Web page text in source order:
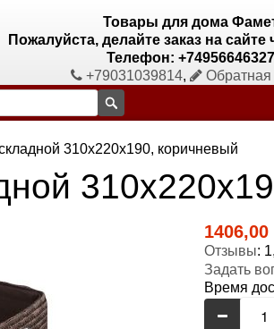
Товары для дома
Пожалуйста, делайте заказ на сайте
Телефон: +74956646327
+79031039814,
Обратная
310х220х190, коричневый
1406,00
Отзывы:
Задать
Время